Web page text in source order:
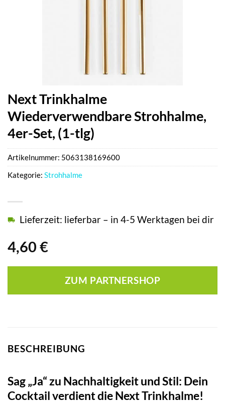
Next Trinkhalme
Wiederverwendbare Strohhalme,
4er-Set, (1-tlg)
4,60 €
Lieferzeit: lieferbar – in 4-5 Werktagen bei dir
ZUM PARTNERSHOP
Artikelnummer: 5063138169600
Kategorie: Strohhalme
BESCHREIBUNG
Sag „Ja“ zu Nachhaltigkeit und Stil: Dein
Cocktail verdient die Next Trinkhalme!